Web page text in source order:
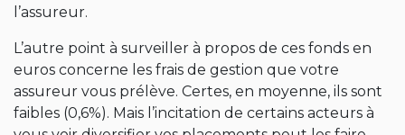
l’assureur.
L’autre point à surveiller à propos de ces fonds en
euros concerne les frais de gestion que votre
assureur vous prélève. Certes, en moyenne, ils sont
faibles (0,6%). Mais l’incitation de certains acteurs à